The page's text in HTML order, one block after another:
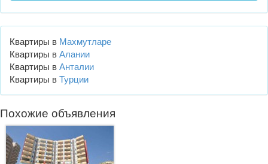
Квартиры в Махмутларе
Квартиры в Алании
Квартиры в Анталии
Квартиры в Турции
Похожие объявления